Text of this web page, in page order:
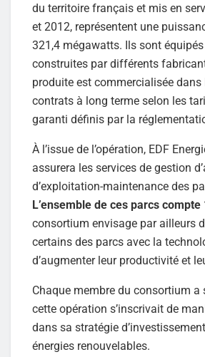
du territoire français et mis en
et 2012, représentent une
321,4 mégawatts. Ils sont
construites par différents
produite est commercialisée dans
contrats à long terme selon les
garanti définis par la
À l’issue de l’opération, EDF
assurera les services de gestion
d’exploitation-maintenance des
L’ensemble de ces parcs
consortium envisage par ailleurs
certains des parcs avec la
d’augmenter leur productivité et
Chaque membre du consortium a
cette opération s’inscrivait de
dans sa stratégie
énergies renouvelables.